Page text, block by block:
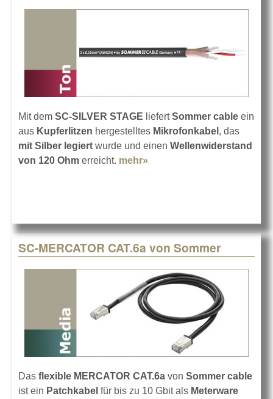
Mit dem SC-SILVER STAGE liefertSommer cable ein
aus Kupferlitzen hergestelltes Mikrofonkabel , das
mit Silber legiert wurde und einen Wellenwiderstand
von 120 Ohm erreicht. mehr»
SC-MERCATOR CAT.6a von Sommer
Das flexible MERCATOR CAT.6a von Sommer cable
ist ein Patchkabel für bis zu 10 Gbit als Meterware